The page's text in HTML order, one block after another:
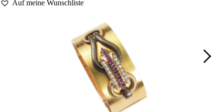
Auf meine Wunschliste